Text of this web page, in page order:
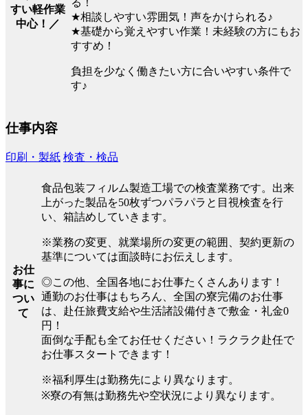
すい軽作業
中心！／
る！
★相談しやすい雰囲気！声をかけられる♪
★基礎から覚えやすい作業！未経験の方にもお
すすめ！
負担を少なく働きたい方に合いやすい条件で
す♪
仕事内容
印刷・製紙 検査・検品
お仕
事に
つい
て
食品包装フィルム製造工場での検査業務です。出来
上がった製品を50枚ずつパラパラと目視検査を行
い、箱詰めしていきます。
※業務の変更、就業場所の変更の範囲、契約更新の
基準については面談時にお伝えします。
◎この他、全国各地にお仕事たくさんあります！
通勤のお仕事はもちろん、全国の寮完備のお仕事
は、赴任旅費支給や生活諸設備付きで敷金・礼金0
円！
面倒な手配も全てお任せください！ラクラク赴任で
お仕事スタートできます！
※福利厚生は勤務先により異なります。
※寮の有無は勤務先や空状況により異なります。